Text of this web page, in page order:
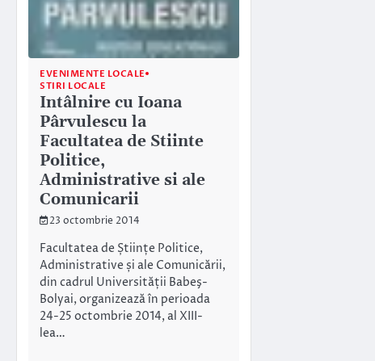
EVENIMENTE LOCALE
STIRI LOCALE
Intâlnire cu Ioana
Pârvulescu la
Facultatea de Stiinte
Politice,
Administrative si ale
Comunicarii
23 octombrie 2014
Facultatea de Științe Politice,
Administrative și ale Comunicării,
din cadrul Universității Babeş-
Bolyai, organizează în perioada
24-25 octombrie 2014, al XIII-
lea…